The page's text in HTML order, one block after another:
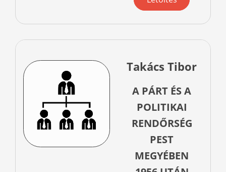
Takács Tibor
A PÁRT ÉS A
POLITIKAI
RENDŐRSÉG
PEST
MEGYÉBEN